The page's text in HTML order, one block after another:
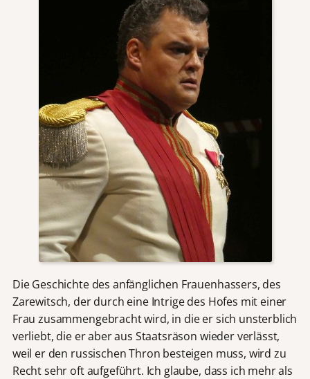
Die Geschichte des anfänglichen Frauenhassers, des
Zarewitsch, der durch eine Intrige des Hofes mit einer
Frau zusammengebracht wird, in die er sich unsterblich
verliebt, die er aber aus Staatsräson wieder verlässt,
weil er den russischen Thron besteigen muss, wird zu
Recht sehr oft aufgeführt. Ich glaube, dass ich mehr als